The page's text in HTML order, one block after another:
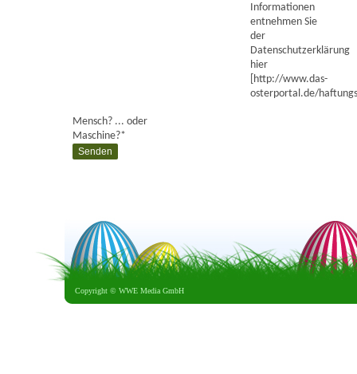
Informationen
entnehmen Sie
der
Datenschutzerklärung
hier
[http://www.das-
osterportal.de/
Mensch? ... oder
Maschine?*
Copyright © WWE Media GmbH